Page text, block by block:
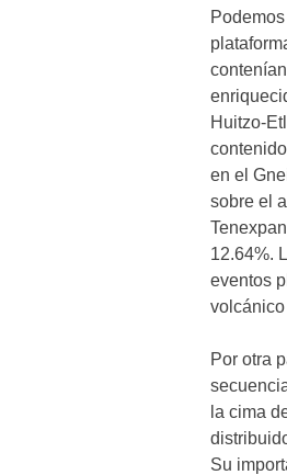
Huitzo-
en el
sobre el
12.64%.
eventos
Por otra
la cima
Su